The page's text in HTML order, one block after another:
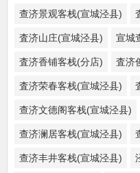
查济景观客栈(宣城泾县)
査济山庄(宣城泾县) 宣城
査济香铺客栈(分店) 査济
査济荣春客栈(宣城泾县)
查济文德阁客栈(宣城泾县)
查济澜居客栈(宣城泾县)
查济丰井客栈(宣城泾县)